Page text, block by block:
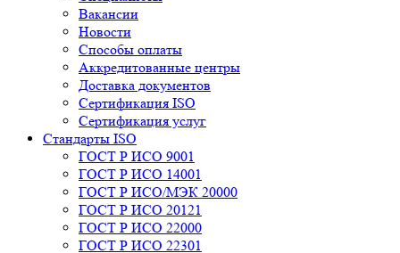
Вакансии
Новости
Способы оплаты
Аккредитованные центры
Доставка документов
Сертификация ISO
Сертификация услуг
Стандарты ISO
ГОСТ Р ИСО 9001
ГОСТ Р ИСО 14001
ГОСТ Р ИСО/МЭК 20000
ГОСТ Р ИСО 20121
ГОСТ Р ИСО 22000
ГОСТ Р ИСО 22301